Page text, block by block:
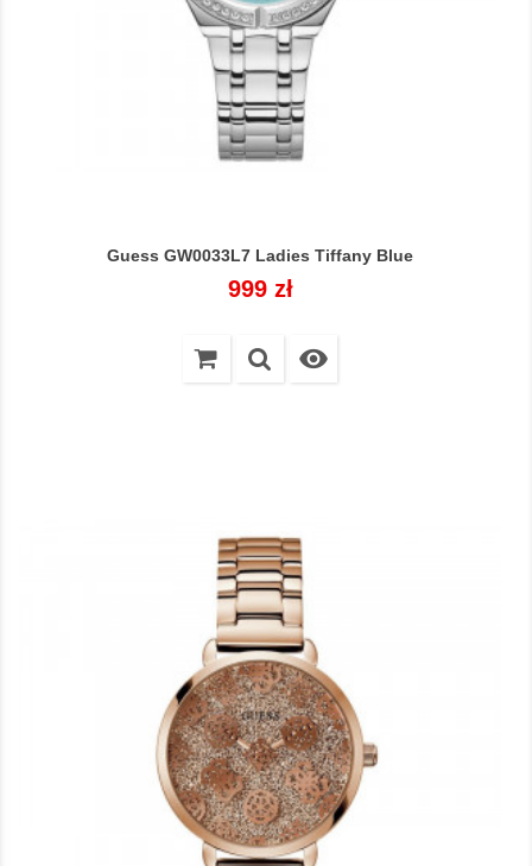
Guess GW0033L7 Ladies Tiffany Blue
Cena
999 zł
